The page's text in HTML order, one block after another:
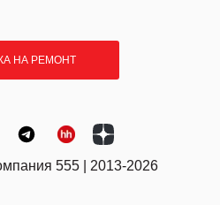
НА РЕМОНТ
555 | 2013-2026